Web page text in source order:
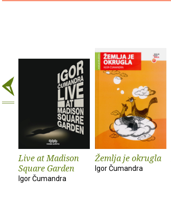
Live at Madison
Square Garden
Igor Čumandra
Žemlja je okrugla
Igor Čumandra